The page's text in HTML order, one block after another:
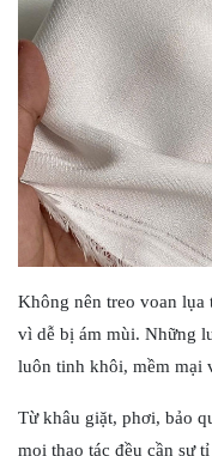
Không nên treo voan lụa
vì dễ bị ám mùi. Những
luôn tinh khôi, mềm mại
Từ khâu giặt, phơi, bảo
mọi thao tác đều cần sự